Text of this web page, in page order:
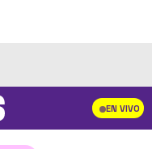
EN VIVO